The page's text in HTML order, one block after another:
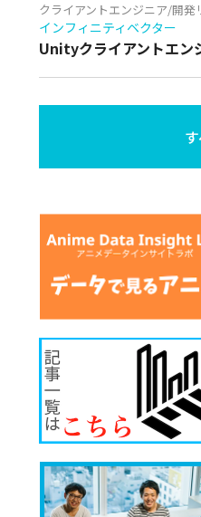
クライアントエンジニア/開発
インフィニティベクター
Unityクライアントエン